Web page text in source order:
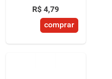
R$ 4,79
comprar